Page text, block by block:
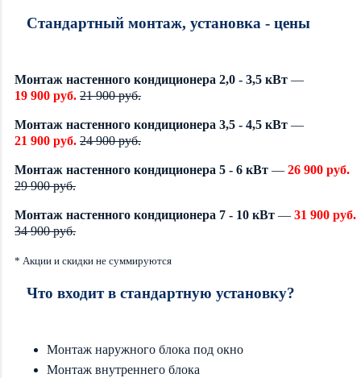
Стандартный монтаж, установка - цены
Монтаж настенного кондиционера 2,0 - 3,5 кВт —
19 900 руб. 21 900 руб.
Монтаж настенного кондиционера 3,5 - 4,5 кВт —
21 900 руб. 24 900 руб.
Монтаж настенного кондиционера 5 - 6 кВт — 26 900 руб.
29 900 руб.
Монтаж настенного кондиционера 7 - 10 кВт — 31 900 руб.
34 900 руб.
* Акции и скидки не суммируются
Что входит в стандартную установку?
Монтаж наружного блока под окно
Монтаж внутреннего блока